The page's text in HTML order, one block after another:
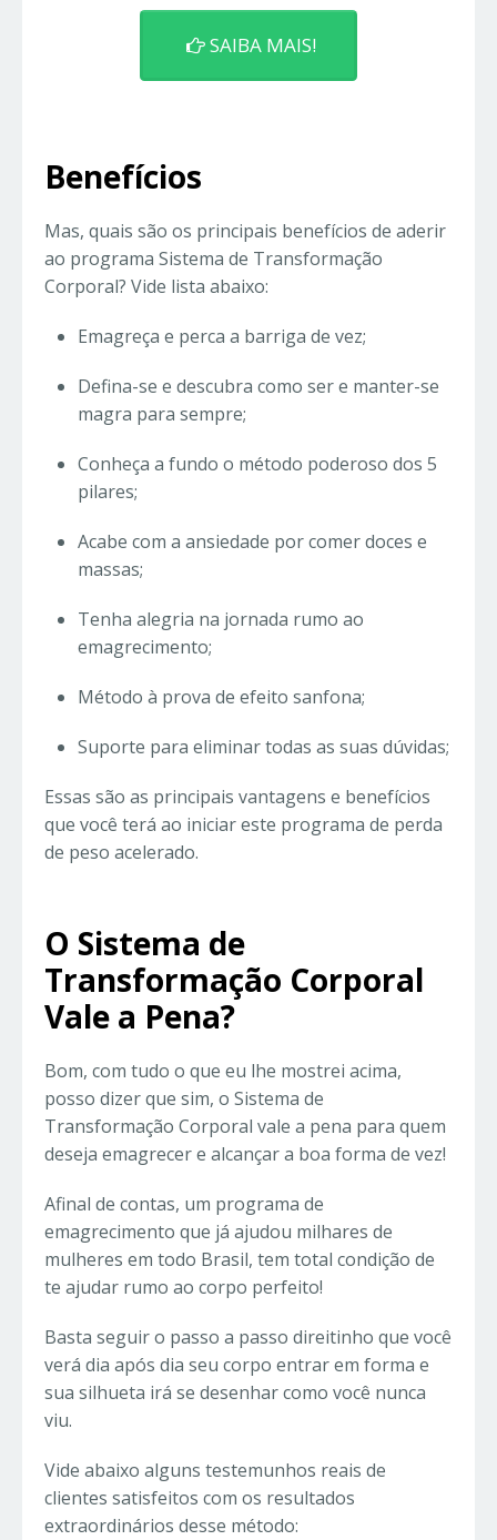
SAIBA MAIS!
Benefícios
Mas, quais são os principais benefícios de aderir
ao programa Sistema de Transformação
Corporal? Vide lista abaixo:
Emagreça e perca a barriga de vez;
Defina-se e descubra como ser e manter-se
magra para sempre;
Conheça a fundo o método poderoso dos 5
pilares;
Acabe com a ansiedade por comer doces e
massas;
Tenha alegria na jornada rumo ao
emagrecimento;
Método à prova de efeito sanfona;
Suporte para eliminar todas as suas dúvidas;
Essas são as principais vantagens e benefícios
que você terá ao iniciar este programa de perda
de peso acelerado.
O Sistema de
Transformação Corporal
Vale a Pena?
Bom, com tudo o que eu lhe mostrei acima,
posso dizer que sim, o Sistema de
Transformação Corporal vale a pena para quem
deseja emagrecer e alcançar a boa forma de vez!
Afinal de contas, um programa de
emagrecimento que já ajudou milhares de
mulheres em todo Brasil, tem total condição de
te ajudar rumo ao corpo perfeito!
Basta seguir o passo a passo direitinho que você
verá dia após dia seu corpo entrar em forma e
sua silhueta irá se desenhar como você nunca
viu.
Vide abaixo alguns testemunhos reais de
clientes satisfeitos com os resultados
extraordinários desse método: